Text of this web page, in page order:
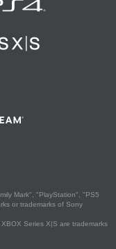
Mark", "PlayStation", "PS5
or trademarks of Sony
Series X|S are trademarks